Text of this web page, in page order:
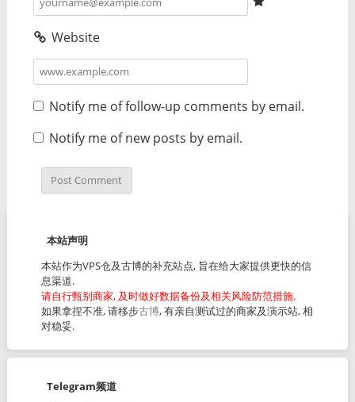
Website
Notify me of follow-up comments by email.
Notify me of new posts by email.
本站声明
本站作为VPS仓及古博的补充站点, 旨在给大家提供更快的信
息渠道.
请自行甄别商家, 及时做好数据备份及相关风险防范措施.
如果拿捏不准, 请移步古博, 有亲自测试过的商家及演示站, 相
对稳妥.
Telegram频道